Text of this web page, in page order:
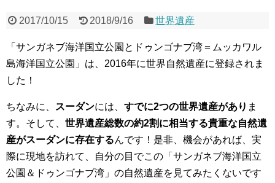
2017/10/15 2018/9/16 世界遺産
「サンガネブ海洋国立公園とドゥンゴナブ湾＝ムッカワル
島海洋国立公園」は、2016年に世界自然遺産に登録されま
した！
ちなみに、 スーダンには、 すでに2つの世界遺産があり ま
す。そして、 世界遺産総数の約2割に相当する貴重な自然遺
産がスーダンに存在するんです！是非、機会があれば、実
際に現地を訪れて、自分の目でこの「サンガネブ海洋国立
公園＆ドゥンゴナブ湾」の自然遺産を見てみたくないです